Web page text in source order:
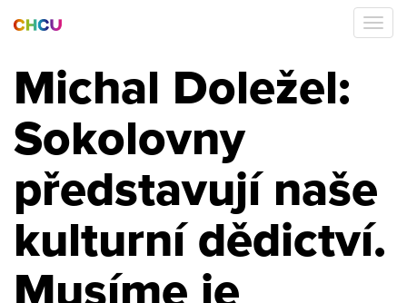
Michal Doležel:
Sokolovny
představují naše
kulturní dědictví.